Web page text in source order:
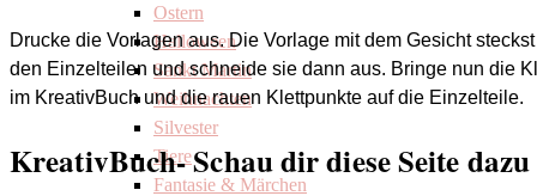
Ostern
Halloween
Sankt Martin
Weihnachten
Silvester
Tiere
Fantasie & Märchen
Drucke die Vorlagen aus. Die Vorlage mit dem Gesicht
den Einzelteilen und schneide sie dann aus. Bringe nun die
im KreativBuch und die rauen Klettpunkte auf die Einzelteile.
KreativBuch- Schau dir diese Seite